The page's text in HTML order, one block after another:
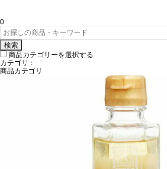
0
検索
商品カテゴリーを選択する
カテゴリ：
商品カテゴリ